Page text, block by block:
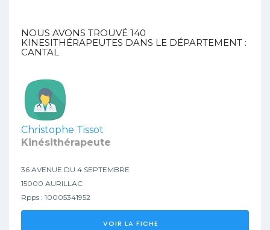
NOUS AVONS TROUVÉ 140
KINESITHÉRAPEUTES DANS LE DÉPARTEMENT :
CANTAL
Christophe Tissot
Kinésithérapeute
36 AVENUE DU 4 SEPTEMBRE
15000 AURILLAC
Rpps : 10005341952
VOIR LA FICHE